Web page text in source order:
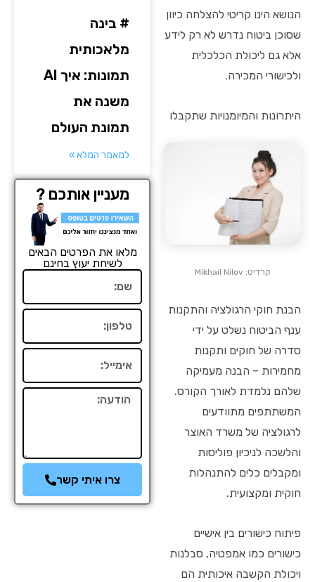
הנושא הינו קריטי להצלחה כיוון
שסוכן ביטוח נדרש לא רק לידע
אלא גם ליכולת הכלכלית
ולכישורי המכירה.
היתרונות והמיומנויות שתקבלו
קרדיט: Mikhail Nilov
הבנת חוקי הרגולציה והתקנות
ענף הביטוח נשלט על ידי
סדרה של חוקים ותקנות
מחמירות – הבנה מעמיקה
שלהם נלמדת לאורך הקורס.
המשתתפים מתוודעים
לרגולציה של משרד האוצר
והלשכה לניכיון פוליסות
ומקבלים כלים להתנהלות
חוקית ומקצועית.
פיתוח כישורים בין אישיים
כישורים כמו אמפטיה, סבלנות
ויכולת הקשבה איכותית הם
# בינה
מלאכותית
תמונות: איך AI
משנה את
תמונת העולם
למאמר המלא »
מעניין אותכם ?
מלאו את הפרטים הבאים
לשיחת יעוץ בחינם
הודעה
צרו איתי קשר